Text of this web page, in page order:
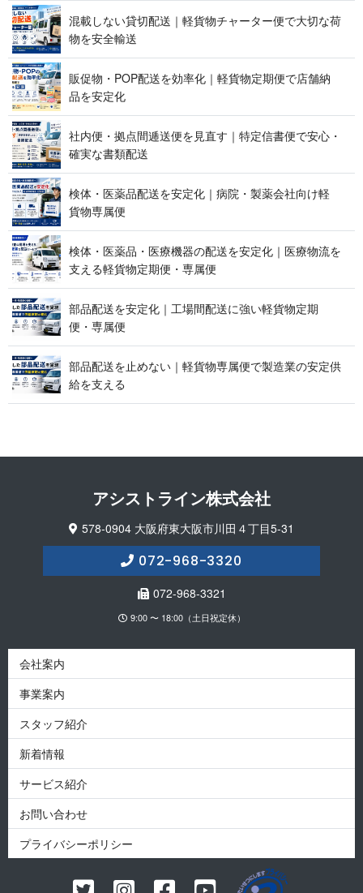
混載しない貸切配送｜軽貨物チャーター便で大切な荷
物を 安 全 輸 送
販促物・POP配送を効率化｜軽貨物定期便で店舗納
品 を 安 定 化
社内便・拠点間逓送便を見直す｜特定信書便で安心・
確実な 書 類 配 送
検体・医薬品配送を安定化｜病院・製薬会社向け軽
貨 物 専 属 便
検体・医薬品・医療機器の配送を安定化｜医療物流を
支える軽貨物定期便 ・ 専 属 便
部品配送を安定化｜工場間配送に強い軽貨物定期
便 ・ 専 属 便
部品配送を止めない｜軽貨物専属便で製造業の安定供
給 を 支 え る
アシストライン 株 式 会 社
578-0904 大阪府東大阪市川田４丁目5-31
072-968-3320
072-968-3321
9:00 〜 18:00（土日祝定休）
会社案内
事業案内
スタッフ紹介
新着情報
サービス紹介
お問い合わせ
プライバシーポリシー